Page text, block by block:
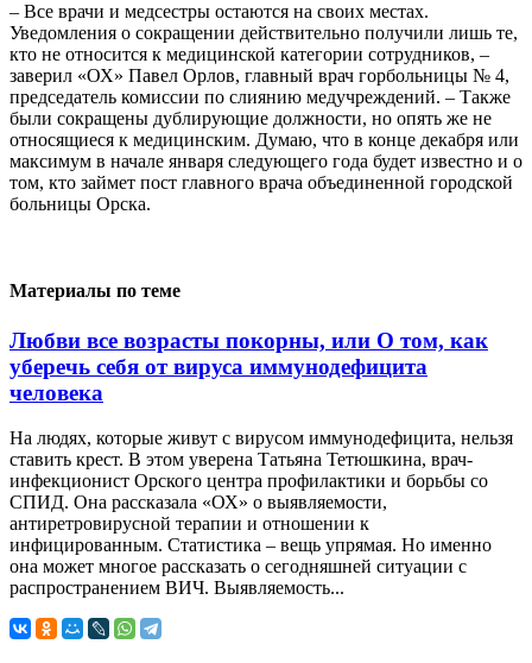
– Все врачи и медсестры остаются на своих местах.
Уведомления о сокращении действительно получили лишь те,
кто не относится к медицинской категории сотрудников, –
заверил «ОХ» Павел Орлов, главный врач горбольницы № 4,
председатель комиссии по слиянию медучреждений. – Также
были сокращены дублирующие должности, но опять же не
относящиеся к медицинским. Думаю, что в конце декабря или
максимум в начале января следующего года будет известно и о
том, кто займет пост главного врача объединенной городской
больницы Орска.
Материалы по теме
Любви все возрасты покорны, или О том, как
уберечь себя от вируса иммунодефицита
человека
На людях, которые живут с вирусом иммунодефицита, нельзя
ставить крест. В этом уверена Татьяна Тетюшкина, врач-
инфекционист Орского центра профилактики и борьбы со
СПИД. Она рассказала «ОХ» о выявляемости,
антиретровирусной терапии и отношении к
инфицированным. Статистика – вещь упрямая. Но именно
она может многое рассказать о сегодняшней ситуации с
распространением ВИЧ. Выявляемость...